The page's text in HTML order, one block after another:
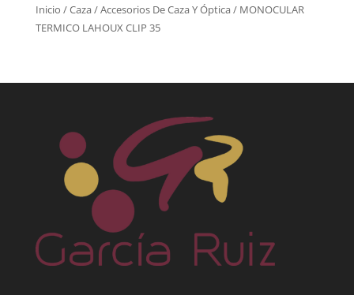
Inicio /Caza/Accesorios De Caza Y Óptica/ MONOCULAR
TERMICO LAHOUX CLIP 35